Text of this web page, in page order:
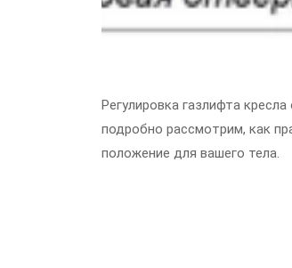
Регулировка газлифта
подробно рассмотрим, как
положение для вашего тела.